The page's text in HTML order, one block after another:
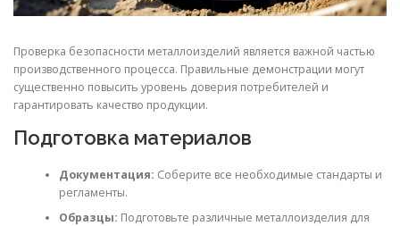
Проверка безопасности металлоизделий является важной частью
производственного процесса. Правильные демонстрации могут
существенно повысить уровень доверия потребителей и
гарантировать качество продукции.
Подготовка материалов
Документация: Соберите все необходимые стандарты и
регламенты.
Образцы: Подготовьте различные металлоизделия для